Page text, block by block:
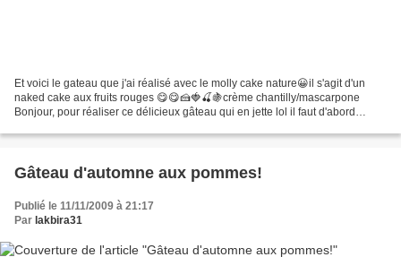
Et voici le gateau que j'ai réalisé avec le molly cake nature😀il s'agit d'un
naked cake aux fruits rouges 😋😋🍰🍓🍒🍇crème chantilly/mascarpone
Bonjour, pour réaliser ce délicieux gâteau qui en jette lol il faut d'abord
Gâteau d'automne aux pommes!
Publié le 11/11/2009 à 21:17
Par lakbira31